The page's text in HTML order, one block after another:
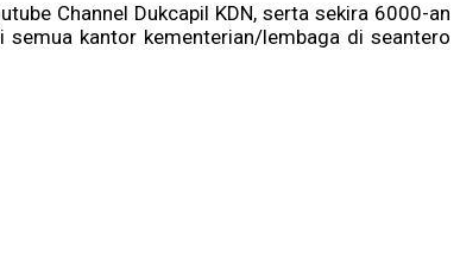
Channel Dukcapil KDN, serta sekira 6000-an
semua kantor kementerian/lembaga di seantero